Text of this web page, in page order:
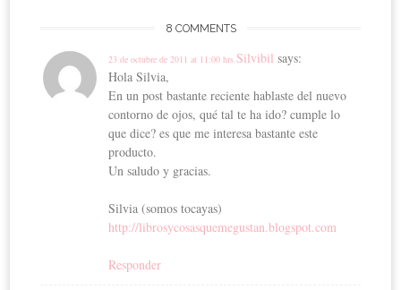
8 COMMENTS
Silvibil says:
23 de octubre de 2011 at 11:00 hrs.
Hola Silvia,
En un post bastante reciente hablaste del nuevo
contorno de ojos, qué tal te ha ido? cumple lo
que dice? es que me interesa bastante este
producto.
Un saludo y gracias.
Silvia (somos tocayas)
http://librosycosasquemegustan.blogspot.com
Responder